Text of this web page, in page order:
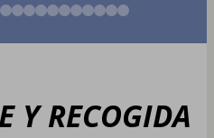
Y RECOGIDA